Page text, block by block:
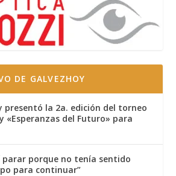
DE GALVEZHOY
presentó la 2a. edición del torneo
«Esperanzas del Futuro» para
parar porque no tenía sentido
para continuar”